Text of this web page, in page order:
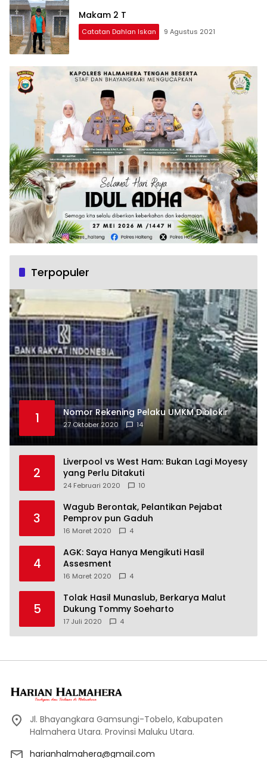
Makam 2 T
Catatan Dahlan Iskan 9 Agustus 2021
Terpopuler
1 Nomor Rekening Pelaku UMKM Diblokir
27 Oktober 2020 14
2
Liverpool vs West Ham: Bukan Lagi Moyesy
yang Perlu Ditakuti
24 Februari 2020 10
3
Wagub Berontak, Pelantikan Pejabat
Pemprov pun Gaduh
16 Maret 2020 4
4
AGK: Saya Hanya Mengikuti Hasil
Assesment
16 Maret 2020 4
5
Tolak Hasil Munaslub, Berkarya Malut
Dukung Tommy Soeharto
17 Juli 2020 4
Jl. Bhayangkara Gamsungi-Tobelo, Kabupaten
Halmahera Utara. Provinsi Maluku Utara.
harianhalmahera@gmail.com